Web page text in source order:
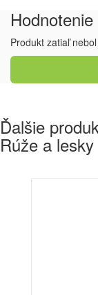
Hodnotenie
Produkt zatiaľ
Ďalšie
Rúže a